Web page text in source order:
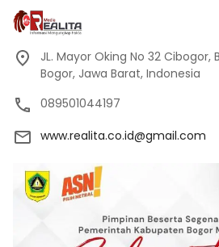
JL. Mayor Oking No 32 Cibogor,
Bogor, Jawa Barat, Indonesia
089501044197
www.realita.co.id@gmail.com